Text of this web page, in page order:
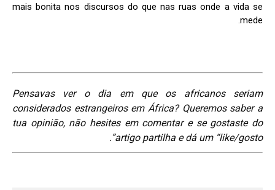
mais bonita nos discursos do que nas ruas onde a vida se
mede.
Pensavas ver o dia em que os africanos seriam
considerados estrangeiros em África? Queremos saber a
tua opinião, não hesites em comentar e se gostaste do
artigo partilha e dá um “like/gosto”.